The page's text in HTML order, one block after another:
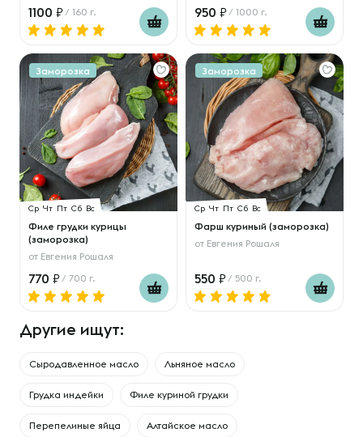
1100 / 160 г. 950 / 1000 г.
Заморозка
Ср Чт Пт Сб Вс
Филе грудки курицы
(заморозка)
от Евгения Рошаля
770 / 700 г.
Заморозка
Ср Чт Пт Сб Вс
Фарш куриный (заморозка)
от Евгения Рошаля
550 / 500 г.
Другие ищут:
Сыродавленное масло Льняное масло
Грудка индейки Филе куриной грудки
Перепелиные яйца Алтайское масло